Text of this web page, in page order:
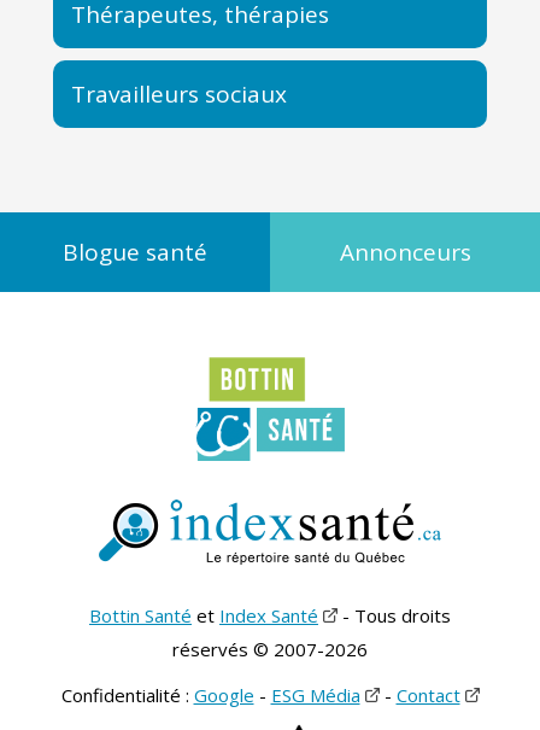
Thérapeutes, thérapies
Travailleurs sociaux
Blogue santé Annonceurs
Bottin Santé et Index Santé
- Tous droits
réservés © 2007-2026
Confidentialité : Google - ESG Média - Contact